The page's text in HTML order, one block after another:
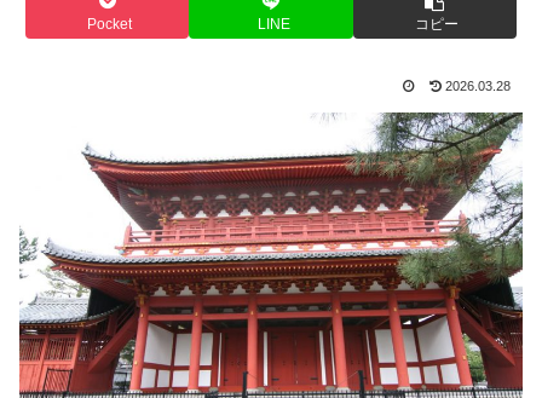
Pocket LINE コピー
2026.03.28